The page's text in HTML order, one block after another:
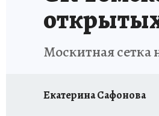
Москитная сетка
Екатерина Сафонова